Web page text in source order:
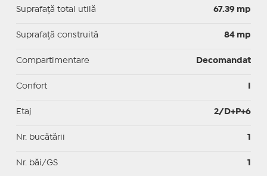
Suprafaţă total utilă 67.39 mp
Suprafaţă construită 84 mp
Compartimentare Decomandat
Confort
Etaj 2/D+P+6
Nr. bucătării 1
Nr. băi/GS 1